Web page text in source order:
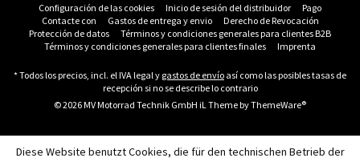
Configuración de las cookies Inicio de sesión del distribuidor
Pago
Contacte con
Gastos de entrega y envio
Derecho de Revocación
Protección de datos
Términos y condiciones generales para clientes B2B
Términos y condiciones generales para clientes finales
Imprenta
* Todos los precios, incl. el IVA legal y gastos de envío así como las posibles tasas de
recepción si no se describe lo contrario
© 2026 MV Motorrad Technik GmbH iL Theme byThemeWare®
Diese Website benutzt Cookies, die für den technischen Betrieb der